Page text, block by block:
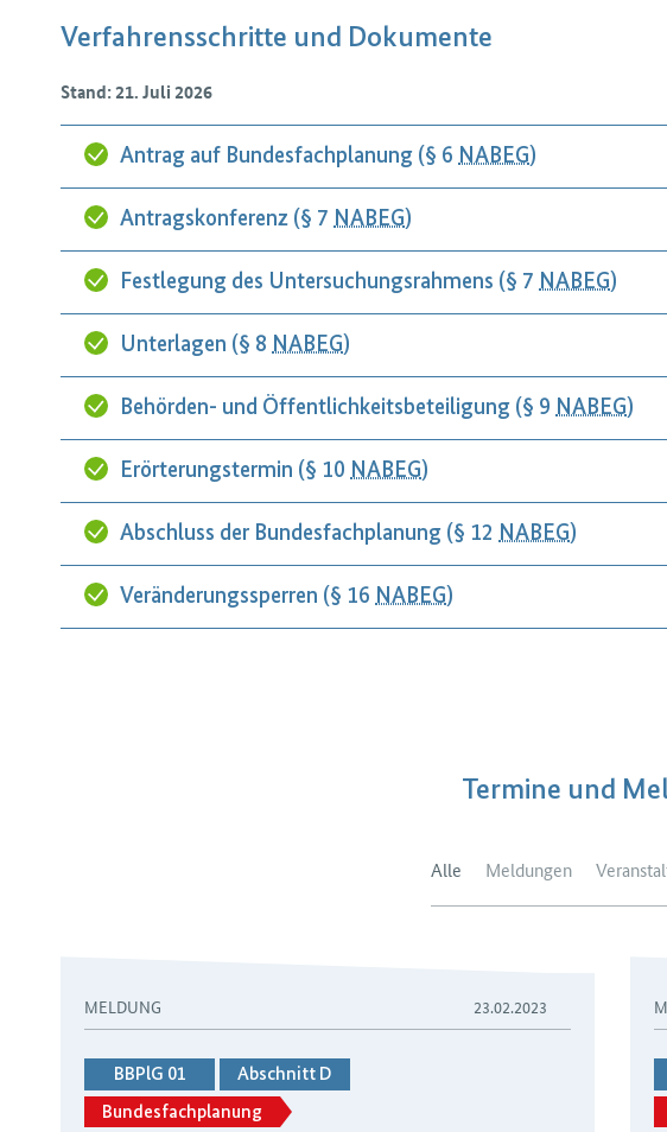
Verfahrensschritte und Dokumente
Stand: 21. Juli 2026
Antrag auf Bundesfachplanung (§ 6 NABEG)
Antragskonferenz (§ 7 NABEG)
Festlegung des Untersuchungsrahmens (§ 7 NABEG)
Unterlagen (§ 8 NABEG)
Behörden- und Öffentlichkeitsbeteiligung (§ 9 NABEG)
Erörterungstermin (§ 10 NABEG)
Abschluss der Bundesfachplanung (§ 12 NABEG)
Veränderungs­sperren (§ 16 NABEG)
Termine und
Alle Meldungen
MELDUNG 23.02.2023
BBPlG 01
Abschnitt D
Bundesfachplanung